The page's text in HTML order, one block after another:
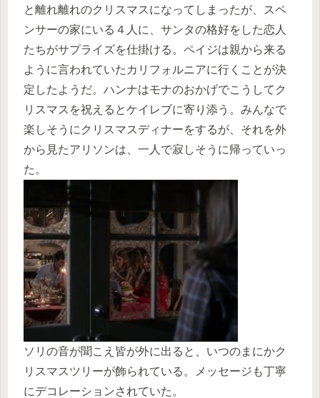
と離れ離れのクリスマスになってしまったが、スペ
ンサーの家にいる４人に、サンタの格好をした恋人
たちがサプライズを仕掛ける。ペイジは親から来る
ように言われていたカリフォルニアに行くことが決
定したようだ。ハンナはモナのおかげでこうしてク
リスマスを祝えるとケイレブに寄り添う。みんなで
楽しそうにクリスマスディナーをするが、それを外
から見たアリソンは、一人で寂しそうに帰っていっ
た。
ソリの音が聞こえ皆が外に出ると、いつのまにかク
リスマスツリーが飾られている。メッセージも丁寧
にデコレーションされていた。